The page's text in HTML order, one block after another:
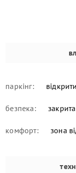
паркінг:
безпека:
комфорт: зона